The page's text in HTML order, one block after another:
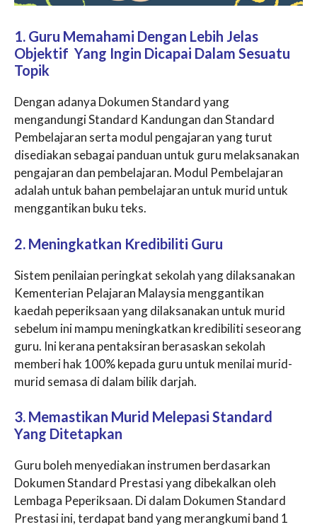
1. Guru Memahami Dengan Lebih Jelas
Objektif Yang Ingin Dicapai Dalam Sesuatu
Topik
Dengan adanya Dokumen Standard yang
mengandungi Standard Kandungan dan Standard
Pembelajaran serta modul pengajaran yang turut
disediakan sebagai panduan untuk guru melaksanakan
pengajaran dan pembelajaran. Modul Pembelajaran
adalah untuk bahan pembelajaran untuk murid untuk
menggantikan buku teks.
2. Meningkatkan Kredibiliti Guru
Sistem penilaian peringkat sekolah yang dilaksanakan
Kementerian Pelajaran Malaysia menggantikan
kaedah peperiksaan yang dilaksanakan untuk murid
sebelum ini mampu meningkatkan kredibiliti seseorang
guru. Ini kerana pentaksiran berasaskan sekolah
memberi hak 100% kepada guru untuk menilai murid-
murid semasa di dalam bilik darjah.
3. Memastikan Murid Melepasi Standard
Yang Ditetapkan
Guru boleh menyediakan instrumen berdasarkan
Dokumen Standard Prestasi yang dibekalkan oleh
Lembaga Peperiksaan. Di dalam Dokumen Standard
Prestasi ini, terdapat band yang merangkumi band 1